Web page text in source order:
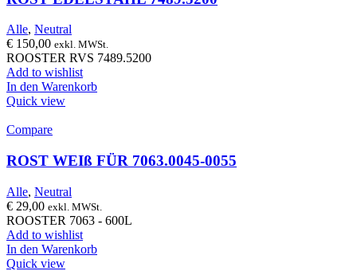
Alle, Neutral
€ 150,00 exkl. MWSt.
ROOSTER RVS 7489.5200
Add to wishlist
In den Warenkorb
Quick view
Compare
ROST WEIß FÜR 7063.0045-0055
Alle, Neutral
€ 29,00 exkl. MWSt.
ROOSTER 7063 - 600L
Add to wishlist
In den Warenkorb
Quick view